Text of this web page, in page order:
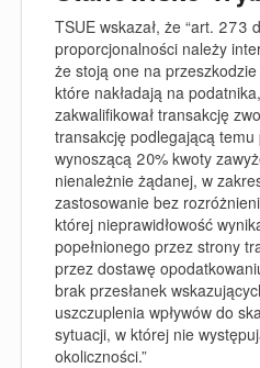
TSUE wskazał, że “art. 273
proporcjonalności należy
że stoją one na
które nakładają na
zakwalifikował transakcję
transakcję podlegającą
wynoszącą 20% kwoty
nienależnie żądanej, w
zastosowanie bez
której nieprawidłowość
popełnionego przez strony
przez dostawę
brak przesłanek
uszczuplenia wpływów do
sytuacji, w której nie
okoliczności.”